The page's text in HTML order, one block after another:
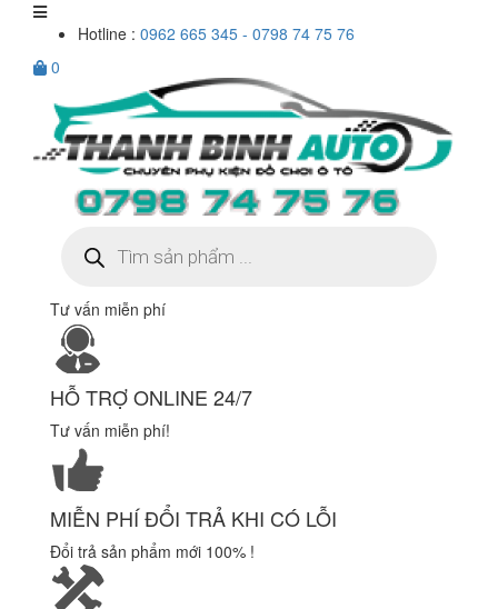
Hotline : 0962 665 345 - 0798 74 75 76
0
kiếm
sản
Tư vấn miễn phí
HỖ TRỢ ONLINE 24/7
Tư vấn miễn phí!
MIỄN PHÍ ĐỔI TRẢ KHI CÓ LỖI
Đổi trả sản phẩm mới 100% !